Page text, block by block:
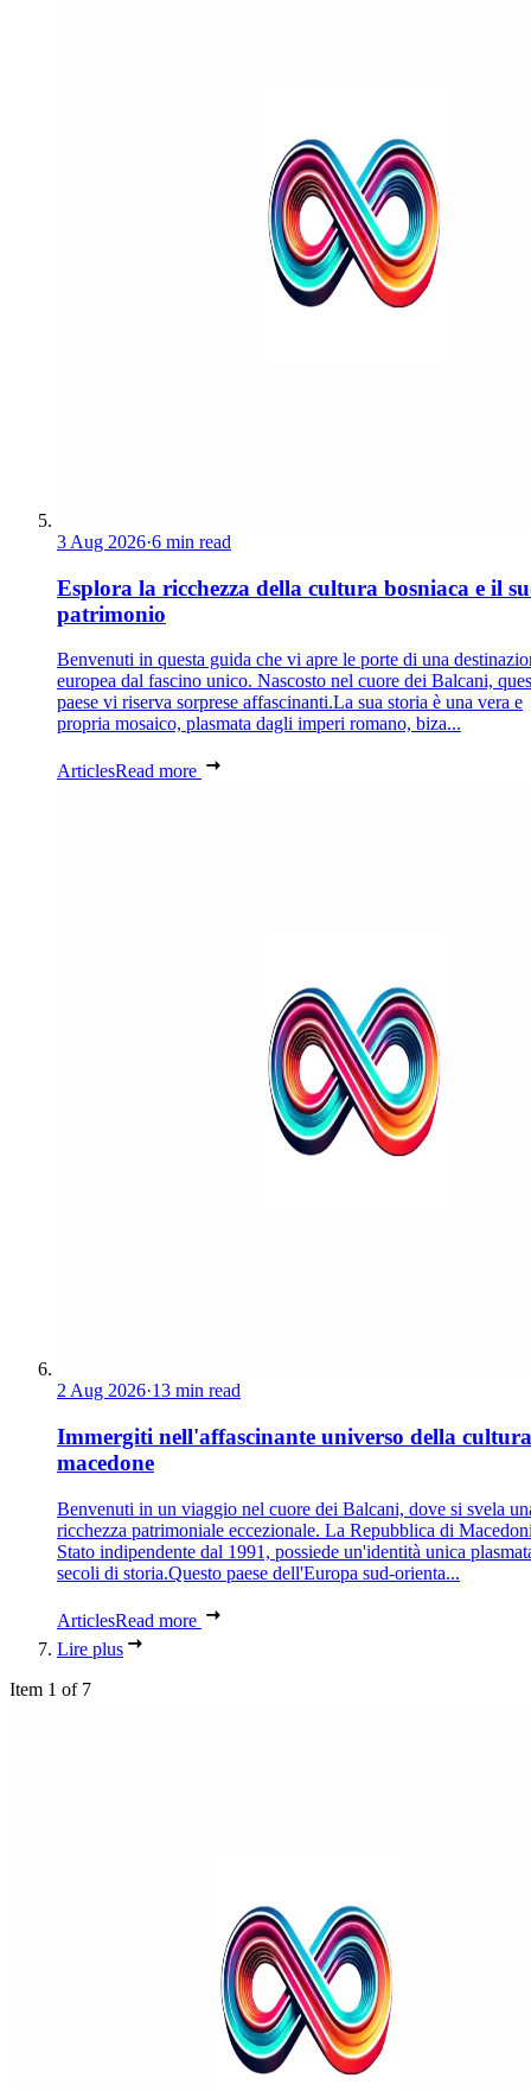
3 Aug 2026·6 min read
Esplora la ricchezza della cultura bosniaca e il
patrimonio
Benvenuti in questa guida che vi apre le porte di una
europea dal fascino unico. Nascosto nel cuore dei Balcani,
paese vi riserva sorprese affascinanti.La sua storia è una vera e
propria mosaico, plasmata dagli imperi romano, biza...
ArticlesRead more
2 Aug 2026·13 min read
Immergiti nell'affascinante universo della cultura
macedone
Benvenuti in un viaggio nel cuore dei Balcani, dove si svela
ricchezza patrimoniale eccezionale. La Repubblica di
Stato indipendente dal 1991, possiede un'identità unica
secoli di storia.Questo paese dell'Europa sud-orienta...
ArticlesRead more
Lire plus
Item 1 of 7